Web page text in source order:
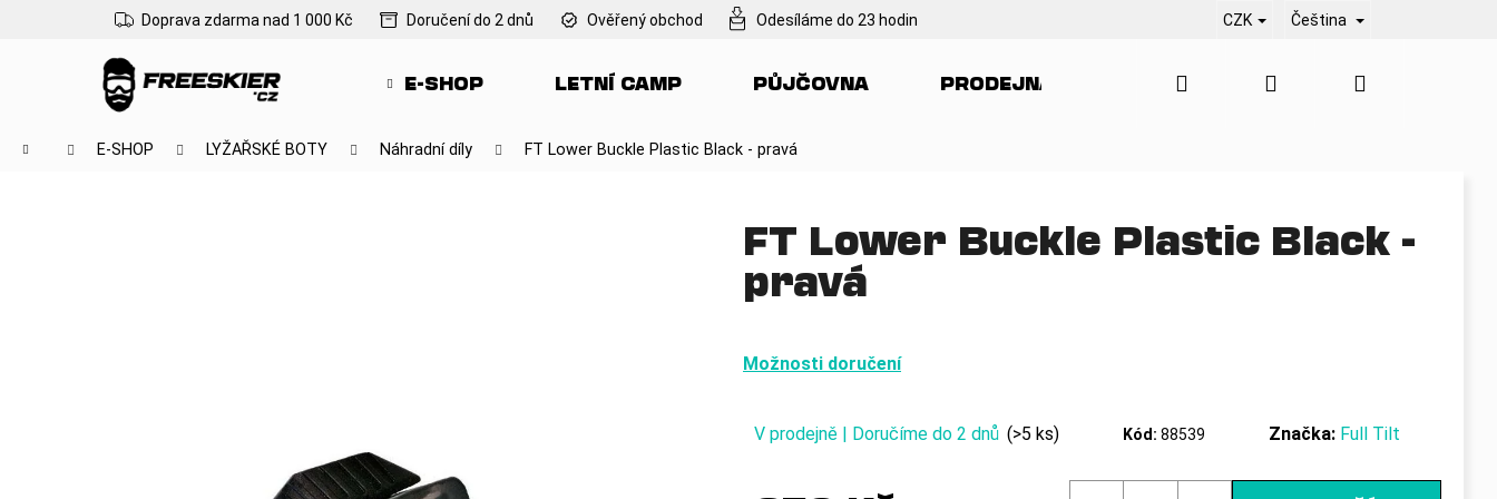
Doprava zdarma nad 1 000 Kč Doručení do 2 dnů Ověřený obchod Odesíláme do 23 hodin CZK Čeština
E-SHOP LETNÍ CAMP PŮJČOVNA PRODEJNA SERVIS KONTAKT
Hledat PřihlášeníNákupní
Domů E-SHOP LYŽAŘSKÉ BOTY Náhradní díly FT Lower Buckle Plastic Black - pravá
FT Lower Buckle Plastic Black -
pravá
Možnosti doručení
V prodejně | Doručíme do 2 dnů (>5 ks) Kód: 88539 Značka: Full Tilt
obchodu
obchodu